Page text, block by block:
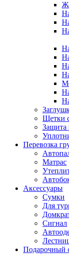
Щетки
Защита
Перевозка
Матрас
Аксессуары
Сумки
Для
Сигнал
Подарочный